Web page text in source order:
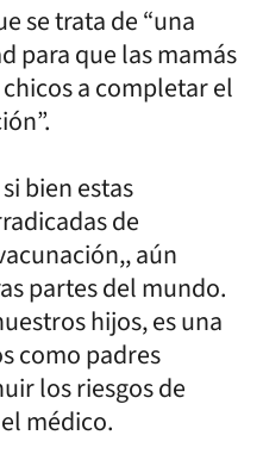
se trata de “una
para que las mamás
a completar el
bien estas
de
aún
partes del mundo.
hijos, es una
como padres
los riesgos de
médico.